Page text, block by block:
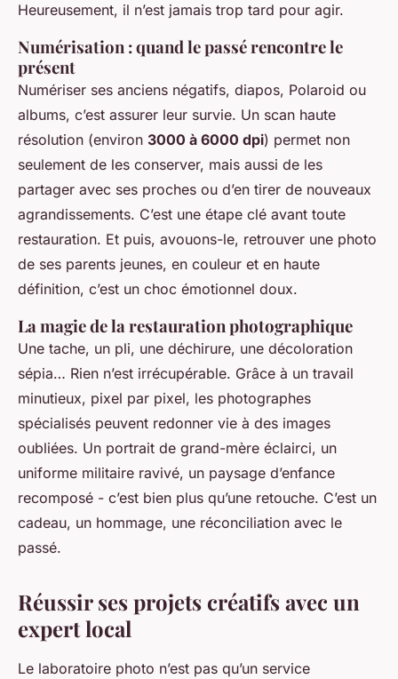
Heureusement, il n’est jamais trop tard pour agir.
Numérisation : quand le passé rencontre le
présent
Numériser ses anciens négatifs, diapos, Polaroid ou
albums, c’est assurer leur survie. Un scan haute
résolution (environ 3000 à 6000 dpi) permet non
seulement de les conserver, mais aussi de les
partager avec ses proches ou d’en tirer de nouveaux
agrandissements. C’est une étape clé avant toute
restauration. Et puis, avouons-le, retrouver une photo
de ses parents jeunes, en couleur et en haute
définition, c’est un choc émotionnel doux.
La magie de la restauration photographique
Une tache, un pli, une déchirure, une décoloration
sépia… Rien n’est irrécupérable. Grâce à un travail
minutieux, pixel par pixel, les photographes
spécialisés peuvent redonner vie à des images
oubliées. Un portrait de grand-mère éclairci, un
uniforme militaire ravivé, un paysage d’enfance
recomposé - c’est bien plus qu’une retouche. C’est un
cadeau, un hommage, une réconciliation avec le
passé.
Réussir ses projets créatifs avec un
expert local
Le laboratoire photo n’est pas qu’un service